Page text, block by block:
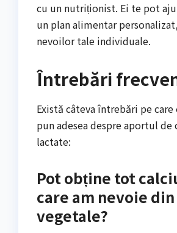
cu un nutriționist. Ei te pot
un plan alimentar
nevoilor tale individuale.
Întrebări
Există câteva întrebări pe
pun adesea despre aportul de
lactate:
Pot obține tot
care am nevoie
vegetale?